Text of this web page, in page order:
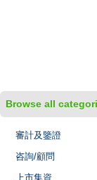
Browse all
審計及鑒證
咨詢/顧問
上市集資